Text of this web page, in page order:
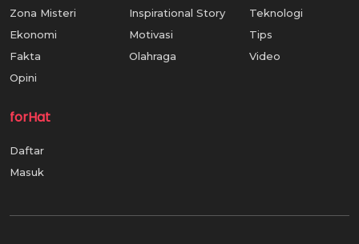
Zona Misteri
Ekonomi
Fakta
Opini
Inspirational Story
Motivasi
Olahraga
Teknologi
Tips
Video
forHat
Daftar
Masuk